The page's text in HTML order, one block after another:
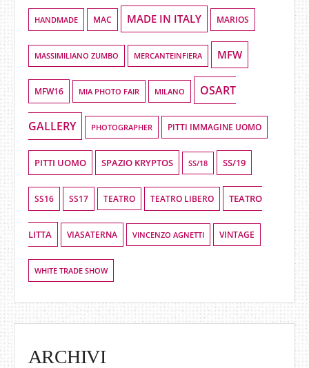
HANDMADE MAC MADE IN ITALY MARIOS
MASSIMILIANO ZUMBO MERCANTEINFIERA MFW
MFW16 MIA PHOTO FAIR MILANO OSART
GALLERY PHOTOGRAPHER PITTI IMMAGINE UOMO
PITTI UOMO SPAZIO KRYPTOS SS/18 SS/19
SS16 SS17 TEATRO TEATRO LIBERO TEATRO
LITTA VIASATERNA VINCENZO AGNETTI VINTAGE
WHITE TRADE SHOW
ARCHIVI